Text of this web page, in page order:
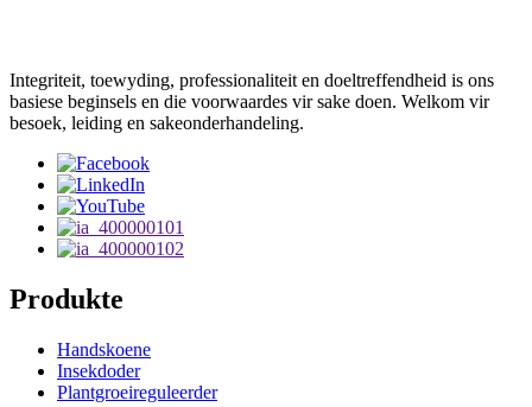
Integriteit, toewyding, professionaliteit en doeltreffendheid is ons
basiese beginsels en die voorwaardes vir sake doen. Welkom vir
besoek, leiding en sakeonderhandeling.
Produkte
Handskoene
Insekdoder
Plantgroeireguleerder